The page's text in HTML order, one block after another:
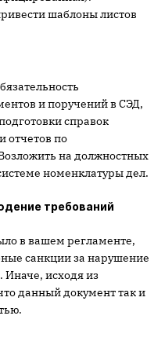
шаблоны листов
и поручений в СЭД,
справок
отчетов по
на должностных
номенклатуры дел.
требований
в вашем регламенте,
санкции за нарушение
Иначе, исходя из
данный документ так и